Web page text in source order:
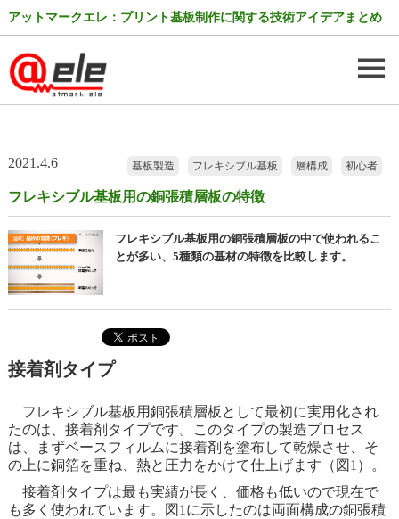
アットマークエレ：プリント基板制作に関する技術アイデアまとめ
2021.4.6 初心者
層構成
フレキシブル基板
基板製造
フレキシブル基板用の銅張積層板の特徴
フレキシブル基板用の銅張積層板の中で使われるこ
とが多い、5種類の基材の特徴を比較します。
接着剤タイプ
フレキシブル基板用銅張積層板として最初に実用化され
たのは、接着剤タイプです。このタイプの製造プロセス
は、まずベースフィルムに接着剤を塗布して乾燥させ、そ
の上に銅箔を重ね、熱と圧力をかけて仕上げます（図1）。
接着剤タイプは最も実績が長く、価格も低いので現在で
も多く使われています。図1に示したのは両面構成の銅張積